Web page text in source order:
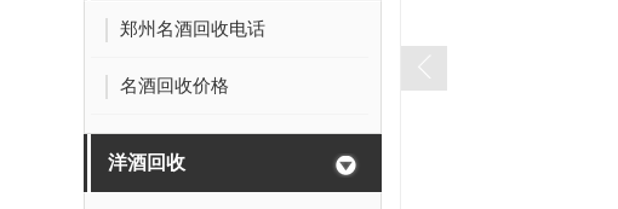
郑州名酒回收电话
名酒回收价格
洋酒回收